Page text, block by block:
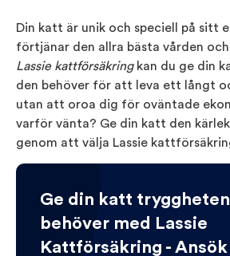
Din katt är unik och speciell på sitt
förtjänar den allra bästa vården
Lassie kattförsäkringkan du ge din
den behöver för att leva ett långt
utan att oroa dig för oväntade
varför vänta? Ge din katt den
genom att välja Lassie
Ge din katt
behöver med Lassie
Kattförsäkring - Ansök